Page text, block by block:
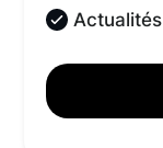
Actualités